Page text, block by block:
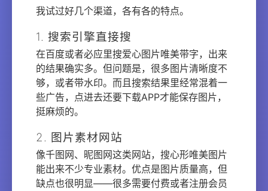
我试过好几个渠道，各有各的特点。
1. 搜索引擎直接搜
在百度或者必应里搜爱心图片唯美带字，出来
的结果确实多。但问题是，很多图片清晰度不
够，或者带水印。而且搜索结果里经常混着一
些广告，点进去还要下载APP才能保存图片，
挺麻烦的。
2. 图片素材网站
像千图网、昵图网这类网站，搜心形唯美图片
能出来不少专业素材。优点是图片质量高，但
缺点也很明显——很多需要付费或者注册会员